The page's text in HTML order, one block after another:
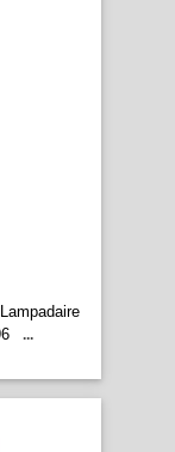
...